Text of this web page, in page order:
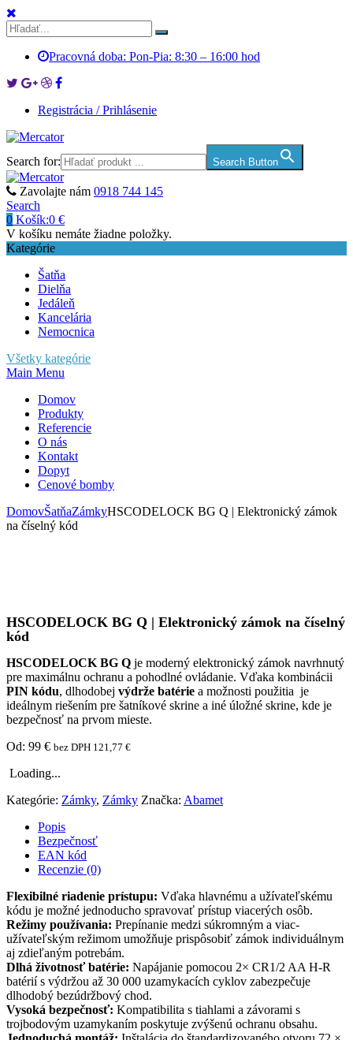
Pracovná doba: Pon-Pia: 8:30 – 16:00 hod
Registrácia / Prihlásenie
Search for: Search Button
Zavolajte nám 0918 744 145
Search
0 Košík:0 €
V košíku nemáte žiadne položky.
Kategórie
Šatňa
Dielňa
Jedáleň
Kancelária
Nemocnica
Všetky kategórie
Main Menu
Domov
Produkty
Referencie
O nás
Kontakt
Dopyt
Cenové bomby
DomovŠatňaZámkyHSCODELOCK BG Q | Elektronický zámok
na číselný kód
HSCODELOCK BG Q | Elektronický zámok na číselný
kód
HSCODELOCK BG Q je moderný elektronický zámok navrhnutý
pre maximálnu ochranu a pohodlné ovládanie. Vďaka kombinácii
PIN kódu, dlhodobej výdrže batérie a možnosti použitia je
ideálnym riešením pre šatníkové skrine a iné úložné skrine, kde je
bezpečnosť na prvom mieste.
Od: 99 € bez DPH 121,77 €
Loading...
Kategórie: Zámky, Zámky Značka: Abamet
Popis
Bezpečnosť
EAN kód
Recenzie (0)
Flexibilné riadenie prístupu: Vďaka hlavnému a užívateľskému
kódu je možné jednoducho spravovať prístup viacerých osôb.
Režimy používania: Prepínanie medzi súkromným a viac-
užívateľským režimom umožňuje prispôsobiť zámok individuálnym
aj zdieľaným potrebám.
Dlhá životnosť batérie: Napájanie pomocou 2× CR1/2 AA H-R
batérií s výdržou až 30 000 uzamykacích cyklov zabezpečuje
dlhodobý bezúdržbový chod.
Vysoká bezpečnosť: Kompatibilita s tiahlami a závorami s
trojbodovým uzamykaním poskytuje zvýšenú ochranu obsahu.